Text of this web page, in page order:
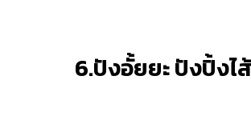
6.ปังอั้ยยะ ปังปิ้งไ